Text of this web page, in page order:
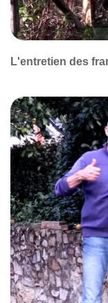
L'entretien des